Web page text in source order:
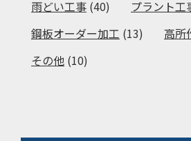
雨どい工事 (40) プラント工
鋼板オーダー加工 (13) 高所
その他 (10)